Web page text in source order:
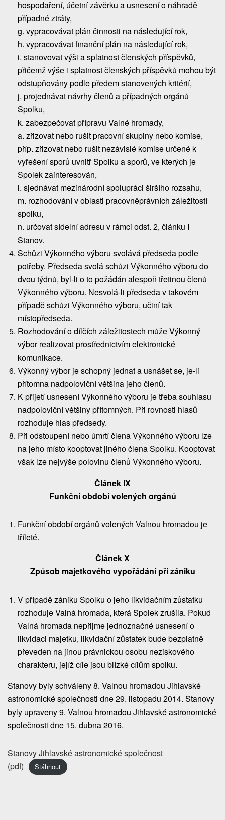
hospodaření, účetní závěrku a usnesení o náhradě
případné ztráty,
g. vypracovávat plán činnosti na následující rok,
h. vypracovávat finanční plán na následující rok,
i. stanovovat výši a splatnost členských příspěvků,
přičemž výše i splatnost členských příspěvků mohou být
odstupňovány podle předem stanovených kritérií,
j. projednávat návrhy členů a případných orgánů
Spolku,
k. zabezpečovat přípravu Valné hromady,
a. zřizovat nebo rušit pracovní skupiny nebo komise,
příp. zřizovat nebo rušit nezávislé komise určené k
vyřešení sporů uvnitř Spolku a sporů, ve kterých je
Spolek zainteresován,
l. sjednávat mezinárodní spolupráci širšího rozsahu,
m. rozhodování v oblasti pracovněprávních záležitostí
spolku,
n. určovat sídelní adresu v rámci odst. 2, článku I
Stanov.
Schůzi Výkonného výboru svolává předseda podle
potřeby. Předseda svolá schůzi Výkonného výboru do
dvou týdnů, byl-li o to požádán alespoň třetinou členů
Výkonného výboru. Nesvolá-li předseda v takovém
případě schůzi Výkonného výboru, učiní tak
místopředseda.
Rozhodování o dílčích záležitostech může Výkonný
výbor realizovat prostřednictvím elektronické
komunikace.
Výkonný výbor je schopný jednat a usnášet se, je-li
přítomna nadpoloviční většina jeho členů.
K přijetí usnesení Výkonného výboru je třeba souhlasu
nadpoloviční většiny přítomných. Při rovnosti hlasů
rozhoduje hlas předsedy.
Při odstoupení nebo úmrtí člena Výkonného výboru lze
na jeho místo kooptovat jiného člena Spolku. Kooptovat
však lze nejvýše polovinu členů Výkonného výboru.
Článek IX
Funkční období volených orgánů
Funkční období orgánů volených Valnou hromadou je
tříleté.
Článek X
Způsob majetkového vypořádání při zániku
V případě zániku Spolku o jeho likvidačním zůstatku
rozhoduje Valná hromada, která Spolek zrušila. Pokud
Valná hromada nepřijme jednoznačné usnesení o
likvidaci majetku, likvidační zůstatek bude bezplatně
převeden na jinou právnickou osobu neziskového
charakteru, jejíž cíle jsou blízké cílům spolku.
Stanovy byly schváleny 8. Valnou hromadou Jihlavské
astronomické společnosti dne 29. listopadu 2014. Stanovy
byly upraveny 9. Valnou hromadou Jihlavské astronomické
společnosti dne 15. dubna 2016.
Stanovy Jihlavské astronomické společnost
(pdf)
Stáhnout